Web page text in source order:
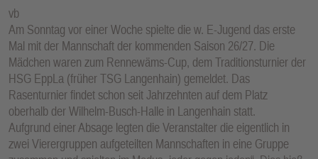
vb
Am Sonntag vor einer Woche spielte die w. E-Jugend das erste
Mal mit der Mannschaft der kommenden Saison 26/27. Die
Mädchen waren zum Rennewäms-Cup, dem Traditionsturnier der
HSG EppLa (früher TSG Langenhain) gemeldet. Das
Rasenturnier findet schon seit Jahrzehnten auf dem Platz
oberhalb der Wilhelm-Busch-Halle in Langenhain statt.
Aufgrund einer Absage legten die Veranstalter die eigentlich in
zwei Vierergruppen aufgeteilten Mannschaften in eine Gruppe